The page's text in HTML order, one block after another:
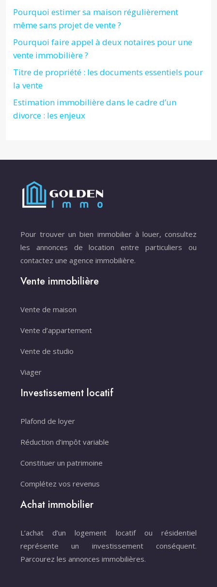
Pourquoi estimer sa maison régulièrement
même sans projet de vente ?
Pourquoi faire appel à deux notaires pour une
vente immobilière ?
Titre de propriété : les documents essentiels pour
la vente
Estimation immobilière dans le cadre d’un
divorce : les enjeux
Pour trouver un bien immobilier à louer, consultez
les annonces de location entre particuliers ou
contactez une agence immobilière.
Vente immobilière
Vente de maison
Vente d’appartement
Vente de studio
Viager
Investissement locatif
Plafond de loyer
Réduction d’impôt variable
Constituer un patrimoine
Complétez vos revenus
Achat immobilier
L’achat d’un logement locatif ou résidentiel
représente un investissement conséquent.
Parcourez les annonces immobilières.